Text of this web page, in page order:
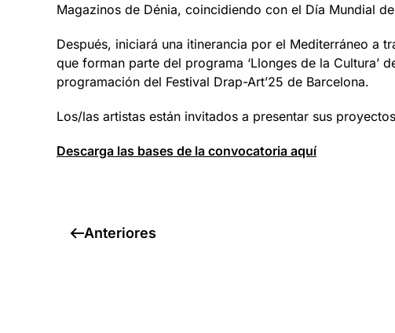
Magazinos de Dénia, coincidiendo con el Día Mundial
Después, iniciará una itinerancia por el Mediterráneo a
que forman parte del programa ‘Llonges de la Cultura’
programación del Festival Drap-Art’25 de Barcelona.
Los/las artistas están invitados a presentar sus
Descarga las bases de la convocatoria aquí
Anteriores